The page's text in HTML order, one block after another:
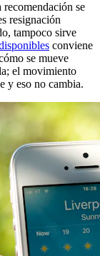
recomendación se
resignación
tampoco sirve
conviene
se mueve
el movimiento
y eso no cambia.